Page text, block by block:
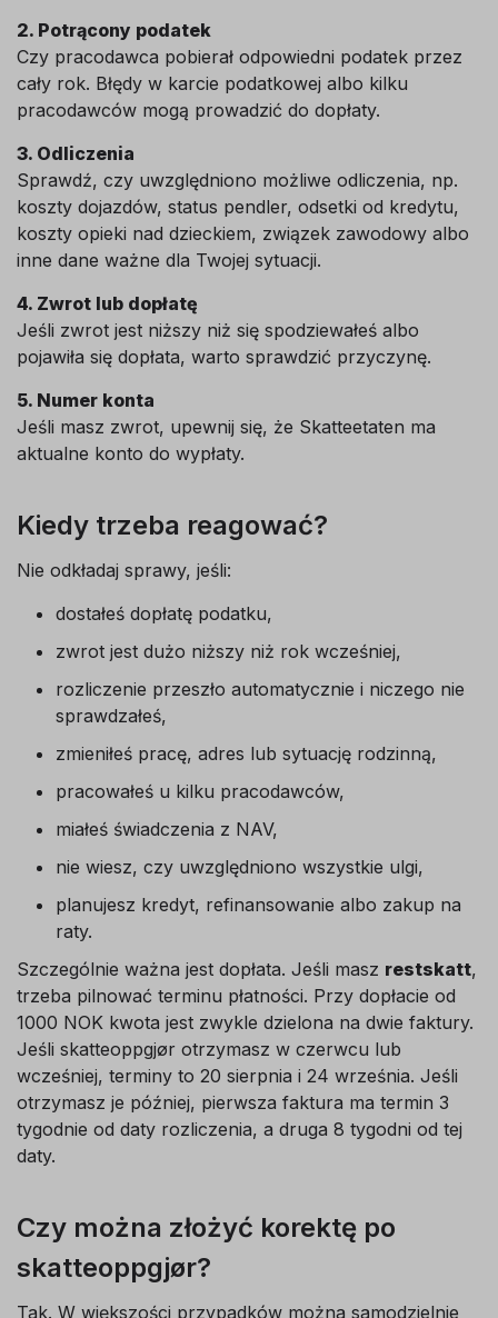
2. Potrącony podatek
Czy pracodawca pobierał odpowiedni podatek przez
cały rok. Błędy w karcie podatkowej albo kilku
pracodawców mogą prowadzić do dopłaty.
3. Odliczenia
Sprawdź, czy uwzględniono możliwe odliczenia, np.
koszty dojazdów, status pendler, odsetki od kredytu,
koszty opieki nad dzieckiem, związek zawodowy albo
inne dane ważne dla Twojej sytuacji.
4. Zwrot lub dopłatę
Jeśli zwrot jest niższy niż się spodziewałeś albo
pojawiła się dopłata, warto sprawdzić przyczynę.
5. Numer konta
Jeśli masz zwrot, upewnij się, że Skatteetaten ma
aktualne konto do wypłaty.
Kiedy trzeba reagować?
Nie odkładaj sprawy, jeśli:
dostałeś dopłatę podatku,
zwrot jest dużo niższy niż rok wcześniej,
rozliczenie przeszło automatycznie i niczego nie
sprawdzałeś,
zmieniłeś pracę, adres lub sytuację rodzinną,
pracowałeś u kilku pracodawców,
miałeś świadczenia z NAV,
nie wiesz, czy uwzględniono wszystkie ulgi,
planujesz kredyt, refinansowanie albo zakup na
raty.
Szczególnie ważna jest dopłata. Jeśli masz restskatt,
trzeba pilnować terminu płatności. Przy dopłacie od
1000 NOK kwota jest zwykle dzielona na dwie faktury.
Jeśli skatteoppgjør otrzymasz w czerwcu lub
wcześniej, terminy to 20 sierpnia i 24 września. Jeśli
otrzymasz je później, pierwsza faktura ma termin 3
tygodnie od daty rozliczenia, a druga 8 tygodni od tej
daty.
Czy można złożyć korektę po
skatteoppgjør?
Tak. W większości przypadków można samodzielnie